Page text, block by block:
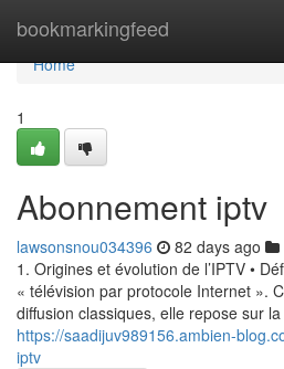
bookmarkingfeed
Home
Home
1
Abonnement iptv
lawsonsnou034396 82 days ago
1. Origines et évolution de l’IPTV •
« télévision par protocole Internet ».
diffusion classiques, elle repose sur
https://saadijuv989156.ambien-
iptv